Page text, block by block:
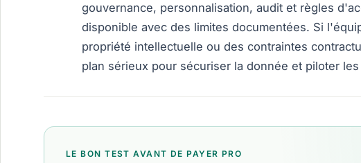
gouvernance, personnalisation, audit et règles
disponible avec des limites documentées. Si
propriété intellectuelle ou des contraintes
plan sérieux pour sécuriser la donnée et piloter
LE BON TEST AVANT DE PAYER PRO